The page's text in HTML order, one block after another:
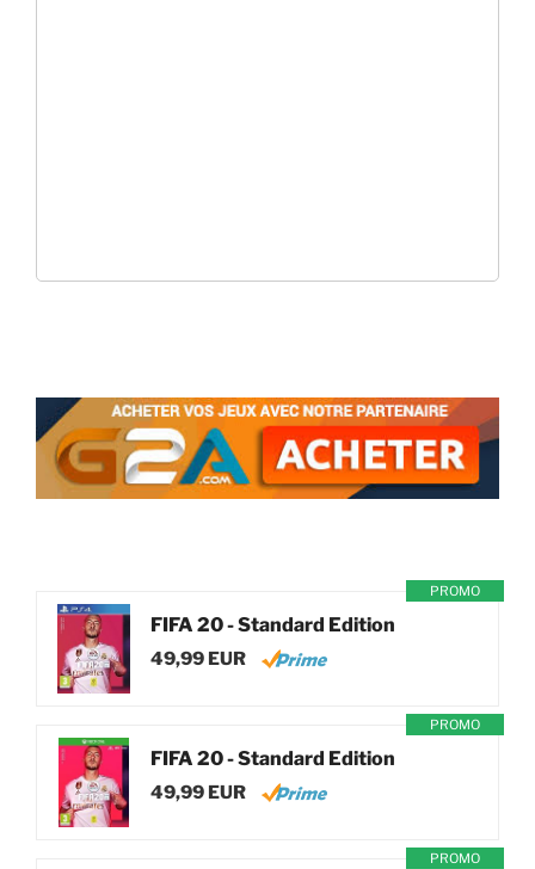
PROMO
FIFA 20 - Standard Edition
49,99 EUR
PROMO
FIFA 20 - Standard Edition
49,99 EUR
PROMO